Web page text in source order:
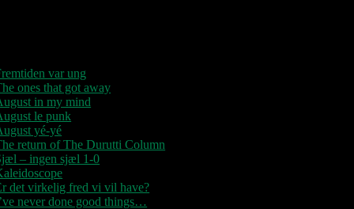
var ung
ones that got away
in my mind
le punk
yé-yé
return of The Durutti Column
– ingen sjæl 1-0
det virkelig fred vi vil have?
never done good things…